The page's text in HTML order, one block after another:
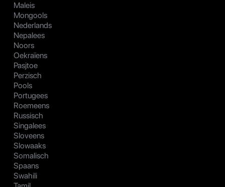
Maleis
Mongools
Nederlands
Nepalees
Noors
Oekraïens
Pasjtoe
Perzisch
Pools
Portugees
Roemeens
Russisch
Singalees
Sloveens
Slowaaks
Somalisch
Spaans
Swahili